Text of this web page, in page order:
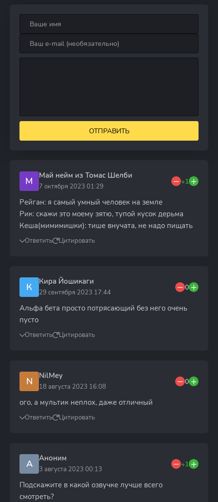
ОТПРАВИТЬ
М Май нейм из Томас Шелби
7 октября 2023 01:29
+1
Рейган: я самый умный человек на земле
Рик: скажи это моему зятю, тупой кусок дерьма
Кеша(мимимишки): тише внучата, не надо пищать
Ответить Цитировать
К Кира Йошикаги
29 сентября 2023 17:44
0
Альфа бета просто потрясающий без него очень
пусто
Ответить Цитировать
N NilMey
18 августа 2023 16:08
0
ого, а мультик неплох, даже отличный
Ответить Цитировать
А Аноним
3 августа 2023 00:13
+1
Подскажите в какой озвучке лучше всего
смотреть?